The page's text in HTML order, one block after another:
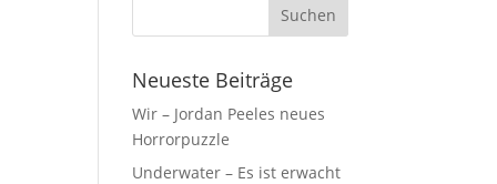
Neueste Beiträge
Wir – Jordan Peeles neues
Horrorpuzzle
Underwater – Es ist erwacht